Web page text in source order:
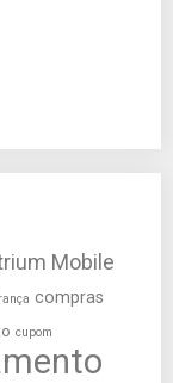
Mobile
compras
cupom